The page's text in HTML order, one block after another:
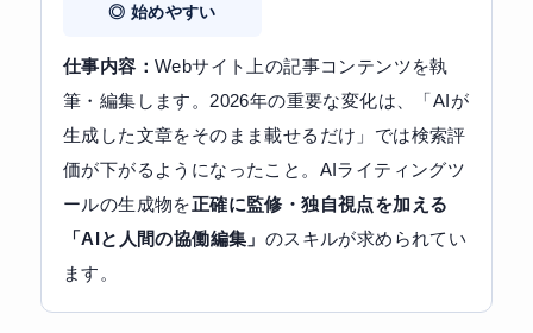
◎ 始めやすい
仕事内容： Webサイト上の記事コンテンツを執
筆・編集します。2026年の重要な変化は、「AIが
生成した文章をそのまま載せるだけ」では検索評
価が下がるようになったこと。AIライティングツ
ールの生成物を正確に監修・独自視点を加える
「AIと人間の協働編集」 のスキルが求められてい
ます。